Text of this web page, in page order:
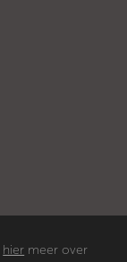
hier meer over